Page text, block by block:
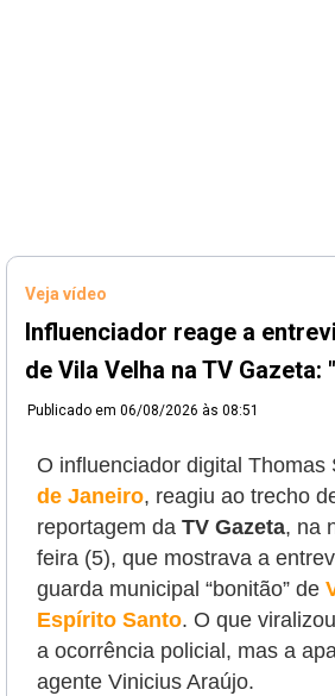
Veja vídeo
Influenciador reage a
de Vila Velha na TV Gazeta:
Publicado em 06/08/2026 às 08:51
O influenciador digital Thomas
de Janeiro, reagiu ao trecho
reportagem da TV Gazeta, na
feira (5), que mostrava a
guarda municipal “bonitão” de
Espírito Santo. O que
a ocorrência policial, mas a
agente Vinicius Araújo.